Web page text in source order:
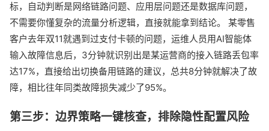
标，自动判断是网络链路问题、应用层问题还是数据库问题，
不需要你懂复杂的流量分析逻辑，直接就能拿到结论。 某零售
客户去年双11就遇到过支付卡顿的问题，运维人员用AI智能体
输入故障信息后，3分钟就识别出是某运营商的接入链路丢包率
达17%，直接给出切换备用链路的建议，总共8分钟就解决了故
障，相比往年同类故障损失减少了95%。
第三步：边界策略一键核查，排除隐性配置风险